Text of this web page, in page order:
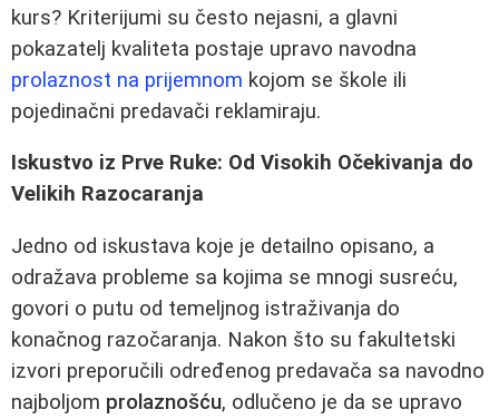
kurs? Kriterijumi su često nejasni, a glavni
pokazatelj kvaliteta postaje upravo navodna
prolaznost na prijemnom kojom se škole ili
pojedinačni predavači reklamiraju.
Iskustvo iz Prve Ruke: Od Visokih Očekivanja do
Velikih Razocaranja
Jedno od iskustava koje je detailno opisano, a
odražava probleme sa kojima se mnogi susreću,
govori o putu od temeljnog istraživanja do
konačnog razočaranja. Nakon što su fakultetski
izvori preporučili određenog predavača sa navodno
najboljom prolaznošću, odlučeno je da se upravo